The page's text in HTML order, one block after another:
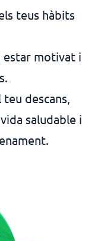
teus hàbits
estar motivat i
descans,
saludable i